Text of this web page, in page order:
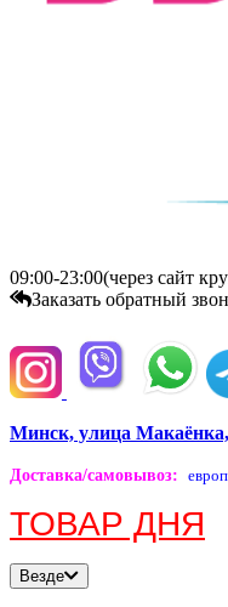
09:00-23:00(через сайт
Заказать обратный
Минск, улица
Доставка/самовывоз:
ТОВАР ДНЯ
Везде